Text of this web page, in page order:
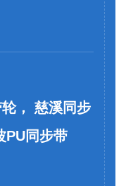
， 慈溪同步
PU同步带